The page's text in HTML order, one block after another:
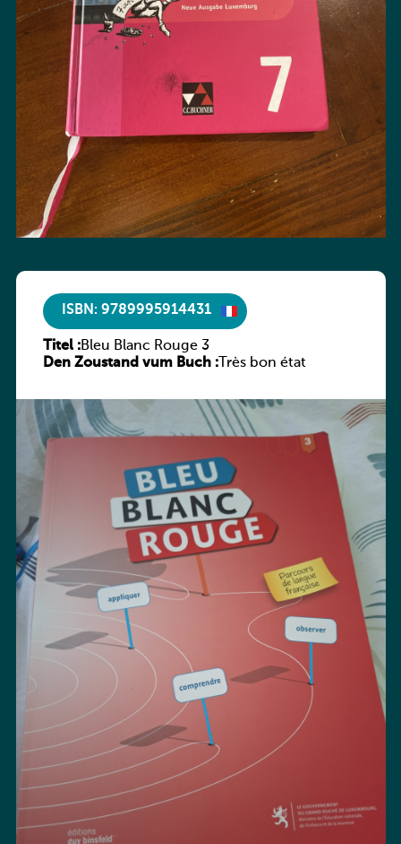
ISBN: 9789995914431
Titel :Bleu Blanc Rouge 3
Den Zoustand vum Buch :Très bon état